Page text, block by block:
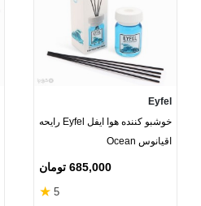
Eyfel
خوشبو کننده هوا ایفل Eyfel رایحه
اقیانوس Ocean
685,000 تومان
5
★